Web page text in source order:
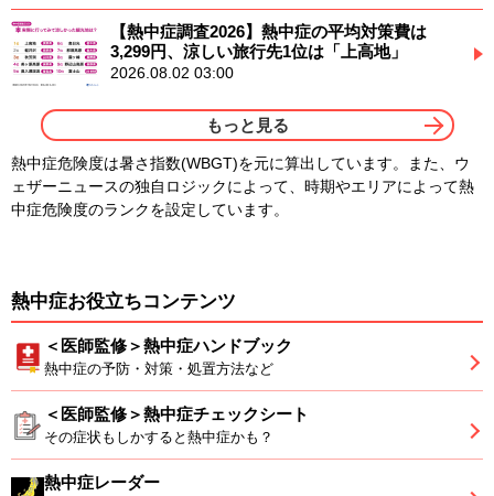
【熱中症調査2026】熱中症の平均対策費は
3,299円、涼しい旅行先1位は「上高地」
2026.08.02 03:00
もっと見る
熱中症危険度は暑さ指数(WBGT)を元に算出しています。また、ウ
ェザーニュースの独自ロジックによって、時期やエリアによって熱
中症危険度のランクを設定しています。
熱中症お役立ちコンテンツ
＜医師監修＞熱中症ハンドブック
熱中症の予防・対策・処置方法など
＜医師監修＞熱中症チェックシート
その症状もしかすると熱中症かも？
熱中症レーダー